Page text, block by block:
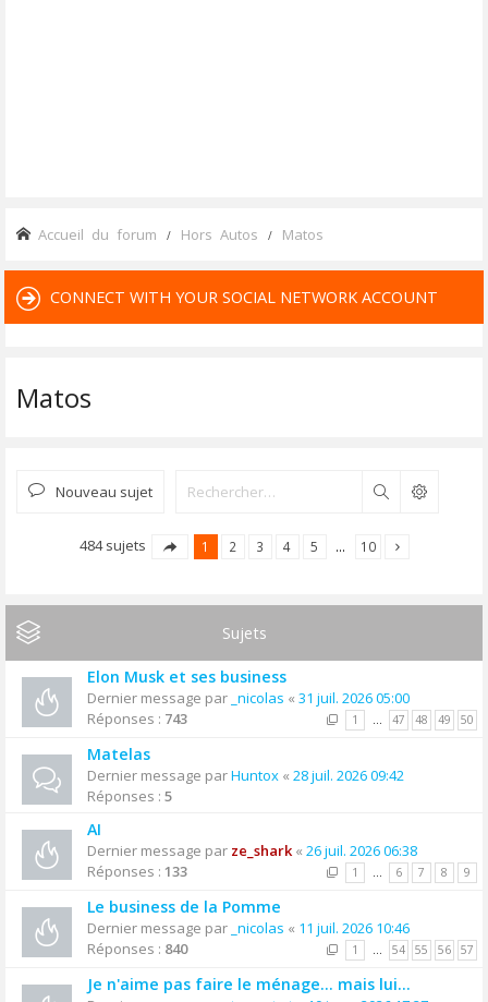
Accueil du forum Hors Autos Matos
CONNECT WITH YOUR SOCIAL NETWORK ACCOUNT
Matos
Nouveau sujet Rechercher
484 sujets 1 2 3 4 5 … 10
Sujets
Elon Musk et ses business
Dernier message par _nicolas « 31 juil. 2026 05:00
Réponses : 743 1 … 47 48 49 50
Matelas
Dernier message parHuntox « 28 juil. 2026 09:42
Réponses : 5
AI
Dernier message par ze_shark« 26 juil. 2026 06:38
Réponses : 133 1 … 6 7 8 9
Le business de la Pomme
Dernier message par _nicolas « 11 juil. 2026 10:46
Réponses : 840 1 … 54 55 56 57
Je n'aime pas faire le ménage... mais lui...